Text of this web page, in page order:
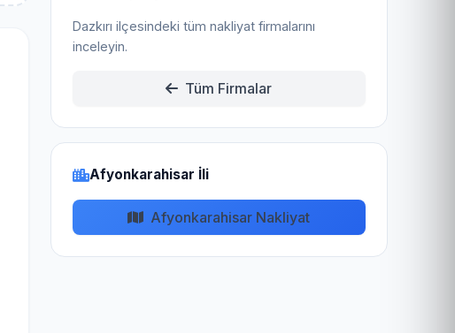
Dazkırı ilçesindeki tüm nakliyat firmalarını
inceleyin.
Tüm Firmalar
Afyonkarahisar İli
Afyonkarahisar Nakliyat